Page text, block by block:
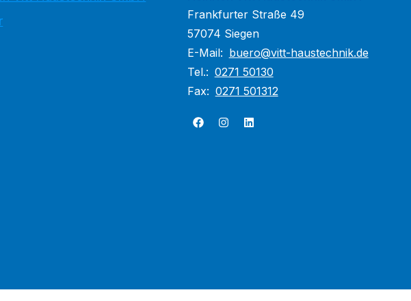
Frankfurter Straße 49
57074 Siegen
E-Mail: buero@vitt-haustechnik.de
Tel.: 0271 50130
Fax: 0271 501312